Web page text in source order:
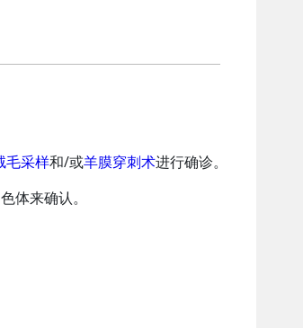
毛采样和/或羊膜穿刺术进行确诊。
体来确认。